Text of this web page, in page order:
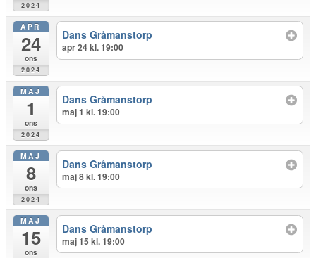
2024
APR
24
ons
2024
Dans Gråmanstorp
apr 24 kl. 19:00
MAJ
1
ons
2024
Dans Gråmanstorp
maj 1 kl. 19:00
MAJ
8
ons
2024
Dans Gråmanstorp
maj 8 kl. 19:00
MAJ
15
ons
Dans Gråmanstorp
maj 15 kl. 19:00